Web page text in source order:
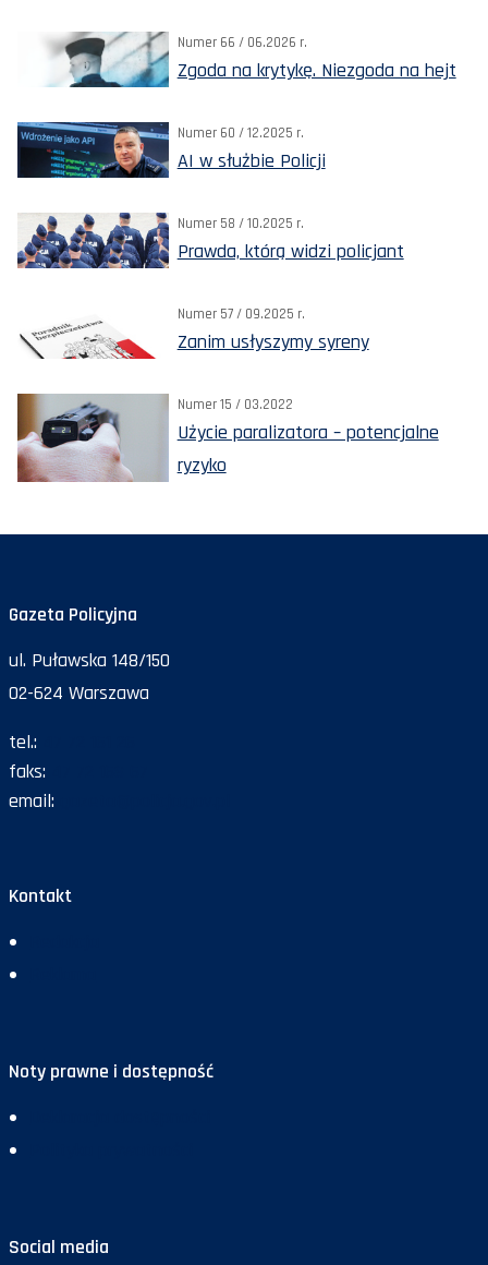
Numer 66 / 06.2026 r.
Zgoda na krytykę. Niezgoda na hejt
Numer 60 / 12.2025 r.
AI w służbie Policji
Numer 58 / 10.2025 r.
Prawda, którą widzi policjant
Numer 57 / 09.2025 r.
Zanim usłyszymy syreny
Numer 15 / 03.2022
Użycie paralizatora – potencjalne
ryzyko
Gazeta Policyjna
ul. Puławska 148/150
02-624 Warszawa
tel.:
faks:
email:
Kontakt
Noty prawne i dostępność
Social media